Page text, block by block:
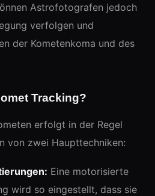
Astrofotografen jedoch
verfolgen und
der Kometenkoma und des
Tracking?
erfolgt in der Regel
von zwei Haupttechniken:
Eine motorisierte
wird so eingestellt, dass sie